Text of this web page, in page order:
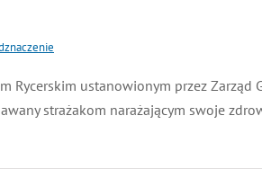
ustanowionym przez Zarząd
strażakom narażającym swoje